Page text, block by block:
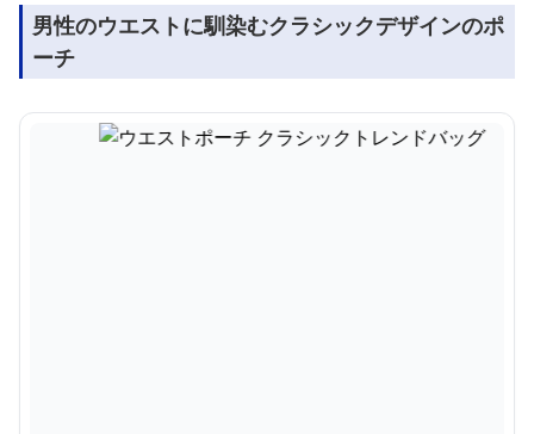
男性のウエストに馴染むクラシックデザインのポ
ーチ